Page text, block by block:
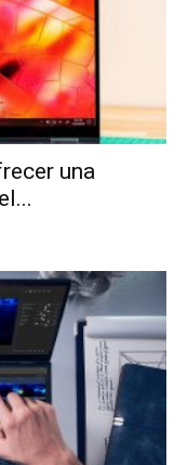
una